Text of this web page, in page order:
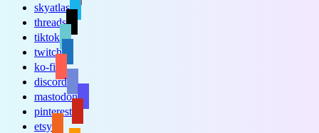
skyatlas
threads
tiktok
twitch
ko-fi
discord
mastodon
pinterest
etsy